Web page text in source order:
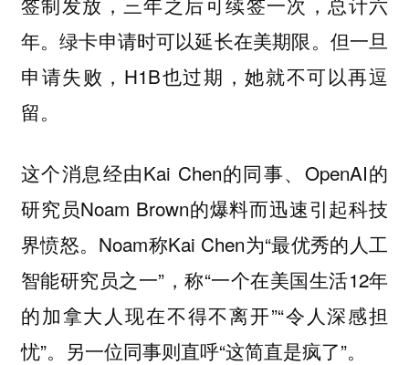
年。绿卡申请时可以延长在美期限。但一旦
申请失败，H1B也过期，她就不可以再逗
留。
这个消息经由Kai Chen的同事、OpenAI的
研究员Noam Brown的爆料而迅速引起科技
界愤怒。Noam称Kai Chen为“最优秀的人工
智能研究员之一”，称“一个在美国生活12年
的加拿大人现在不得不离开”“令人深感担
忧”。另一位同事则直呼“这简直是疯了”。